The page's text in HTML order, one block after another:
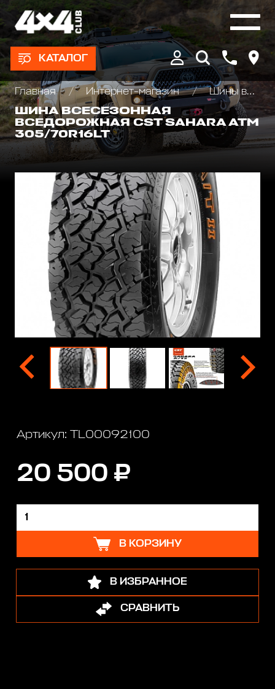
КАТАЛОГ
Главная Интернет-магазин
Шины всесезонные внедорожные
ШИНА ВСЕСЕЗОННАЯ
ВСЕДОРОЖНАЯ CST SAHARA ATM
305/70R16LT
Артикул: TL00092100
20 500 ₽
В КОРЗИНУ
В ИЗБРАННОЕ
СРАВНИТЬ